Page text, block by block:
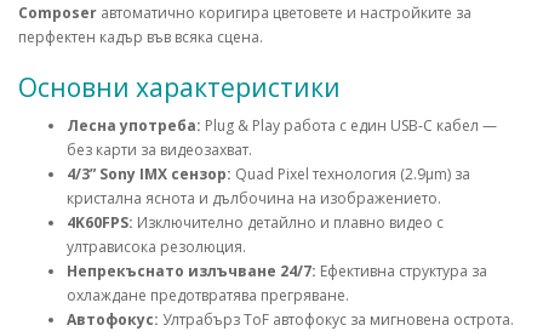
Composer автоматично коригира цветовете и настройките за
перфектен кадър във всяка сцена.
Основни характеристики
Лесна употреба: Plug & Play работа с един USB-C кабел —
без карти за видеозахват.
4/3” Sony IMX сензор: Quad Pixel технология (2.9μm) за
кристална яснота и дълбочина на изображението.
4K60FPS: Изключително детайлно и плавно видео с
ултрависока резолюция.
Непрекъснато излъчване 24/7: Ефективна структура за
охлаждане предотвратява прегряване.
Автофокус: Ултрабърз ToF автофокус за мигновена острота.